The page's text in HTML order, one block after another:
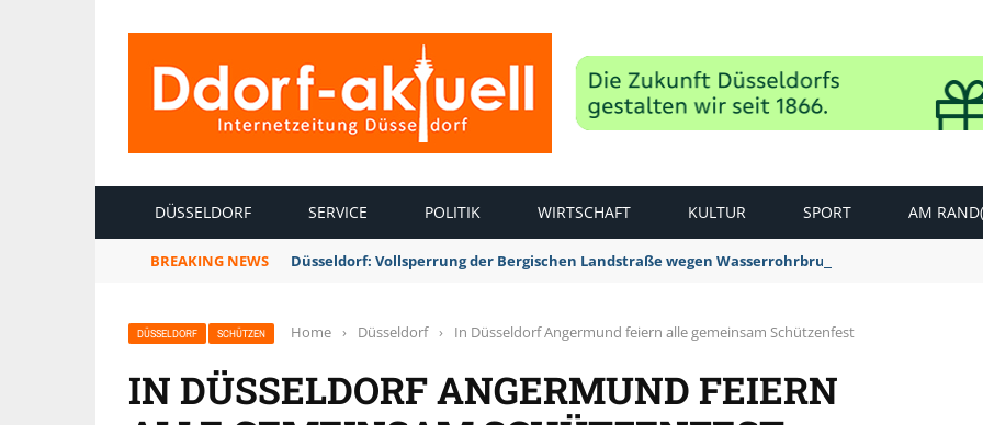
DÜSSELDORF SERVICE POLITIK WIRTSCHAFT KULTUR SPORT AM
BREAKING NEWS Düsseldorf: Vollsperrung der Bergischen Landstraße wegen Wasserrohrbruch aufgehoben
DÜSSELDORF SCHÜTZEN Home › Düsseldorf › In Düsseldorf Angermund feiern alle gemeinsam Schützenfest
IN DÜSSELDORF ANGERMUND FEIERN